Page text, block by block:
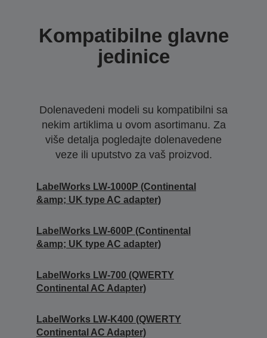
Kompatibilne glavne
jedinice
Dolenavedeni modeli su kompatibilni sa
nekim artiklima u ovom asortimanu. Za
više detalja pogledajte dolenavedene
veze ili uputstvo za vaš proizvod.
LabelWorks LW-1000P (Continental
&amp; UK type AC adapter)
LabelWorks LW-600P (Continental
&amp; UK type AC adapter)
LabelWorks LW-700 (QWERTY
Continental AC Adapter)
LabelWorks LW-K400 (QWERTY
Continental AC Adapter)